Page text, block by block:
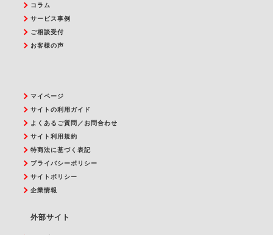
コラム
サービス事例
ご相談受付
お客様の声
マイページ
サイトの利用ガイド
よくあるご質問／お問合わせ
サイト利用規約
特商法に基づく表記
プライバシーポリシー
サイトポリシー
企業情報
外部サイト